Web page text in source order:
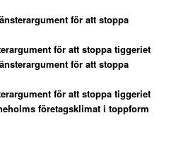
för att stoppa
för att stoppa tiggeriet
för att stoppa
för att stoppa tiggeriet
företagsklimat i toppform